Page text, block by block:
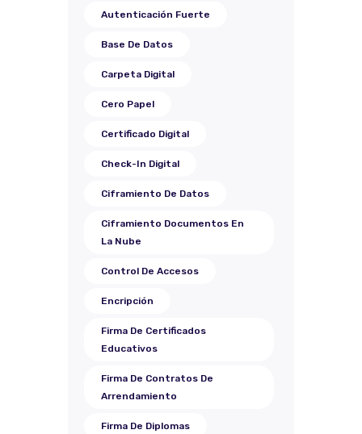
Autenticación Fuerte
Base De Datos
Carpeta Digital
Cero Papel
Certificado Digital
Check-In Digital
Ciframiento De Datos
Ciframiento Documentos En
La Nube
Control De Accesos
Encripción
Firma De Certificados
Educativos
Firma De Contratos De
Arrendamiento
Firma De Diplomas